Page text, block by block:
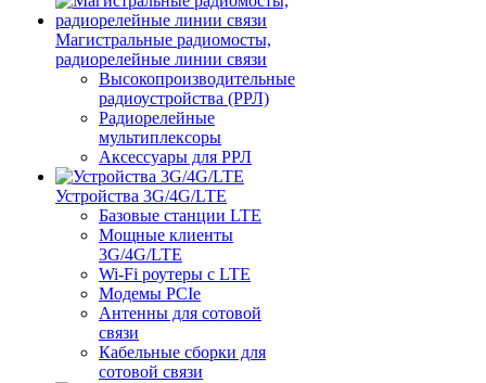
Магистральные радиомосты,
радиорелейные линии связи
Высокопроизводительные
радиоустройства (РРЛ)
Радиорелейные
мультиплексоры
Аксессуары для РРЛ
Устройства 3G/4G/LTE
Базовые станции LTE
Мощные клиенты
3G/4G/LTE
Wi-Fi роутеры с LTE
Модемы PCIe
Антенны для сотовой
связи
Кабельные сборки для
сотовой связи